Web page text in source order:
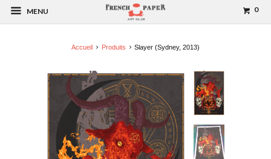
MENU 0
Accueil Produits Slayer (Sydney, 2013)